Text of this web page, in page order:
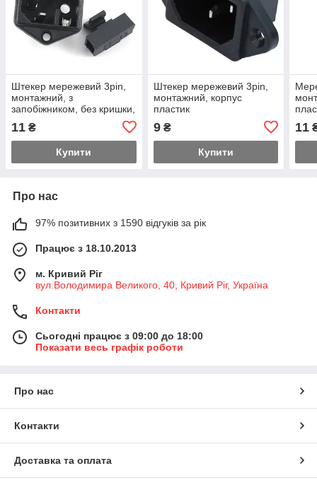
Штекер мережевий 3pin,
монтажний, з
запобіжником, без кришки,
з вухами, корпус пластик
11 ₴
Купити
Штекер мережевий 3pin,
монтажний, корпус
пластик
9₴
Купити
11
Про нас
97% позитивних з 1590 відгуків за рік
Працює з 18.10.2013
м. Кривий Ріг
вул.Володимира Великого, 40, Кривий Ріг, Україна
Контакти
Сьогодні працює з 09:00 до 18:00
Показати весь графік роботи
Про нас
Контакти
Доставка та оплата